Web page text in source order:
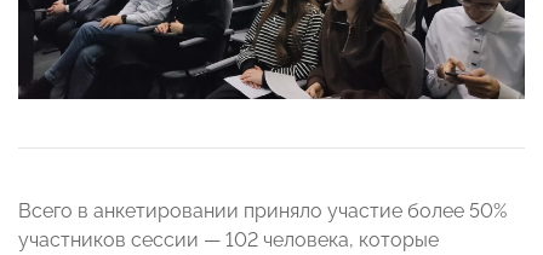
Всего в анкетировании приняло участие более 50%
участников сессии — 102 человека, которые